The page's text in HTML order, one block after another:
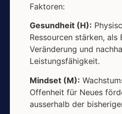
Faktoren:
Gesundheit (H):
Ressourcen stärken, als
Veränderung und
Leistungsfähigkeit.
Mindset (M):
Offenheit für Neues
ausserhalb der